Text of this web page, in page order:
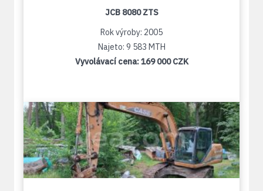
JCB 8080 ZTS
Rok výroby: 2005
Najeto: 9 583 MTH
Vyvolávací cena:169 000 CZK